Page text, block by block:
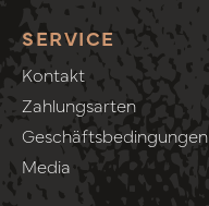
SERVICE
Kontakt
Zahlungsarten
Geschäftsbedingungen
Media